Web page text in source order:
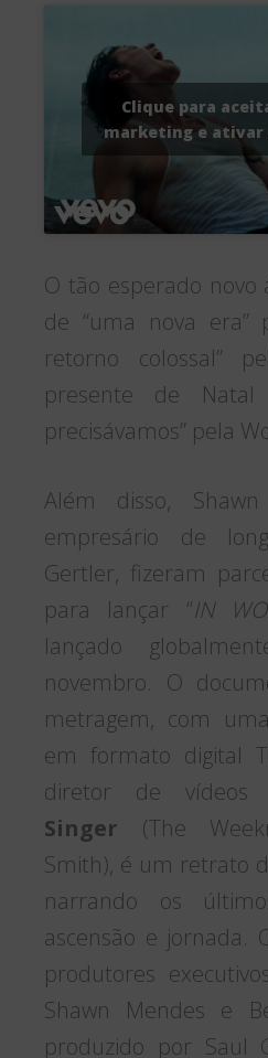
Clique para
marketing e ativar
O tão esperado
de “uma nova era”
retorno colossal”
presente de Natal
precisávamos” pela
Além disso,
empresário de
Gertler, fizeram
para lançar “IN
lançado
novembro. O
metragem, com
em formato digital
diretor de vídeos
Singer (The
Smith), é um retrato
narrando os
ascensão e jornada.
produtores
Shawn Mendes e
produzido por Saul